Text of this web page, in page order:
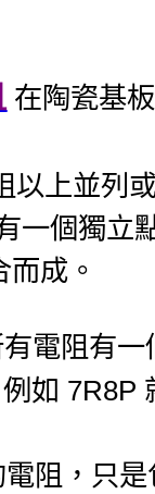
在陶瓷基
以上並列
一個獨立
成。
電阻有一
例如 7R8P
阻，只